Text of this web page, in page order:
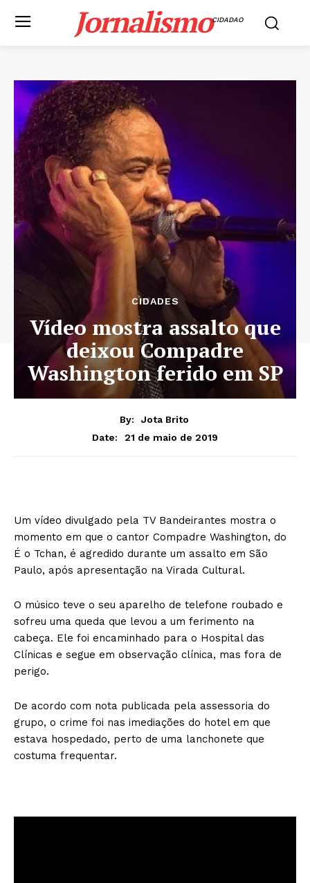
JornalismoCIDADAO
CIDADES
Vídeo mostra assalto que
deixou Compadre
Washington ferido em SP
By:
Jota Brito
Date:
21 de maio de 2019
Um vídeo divulgado pela TV Bandeirantes mostra o
momento em que o cantor Compadre Washington, do
É o Tchan, é agredido durante um assalto em São
Paulo, após apresentação na Virada Cultural.
O músico teve o seu aparelho de telefone roubado e
sofreu uma queda que levou a um ferimento na
cabeça. Ele foi encaminhado para o Hospital das
Clínicas e segue em observação clínica, mas fora de
perigo.
De acordo com nota publicada pela assessoria do
grupo, o crime foi nas imediações do hotel em que
estava hospedado, perto de uma lanchonete que
costuma frequentar.